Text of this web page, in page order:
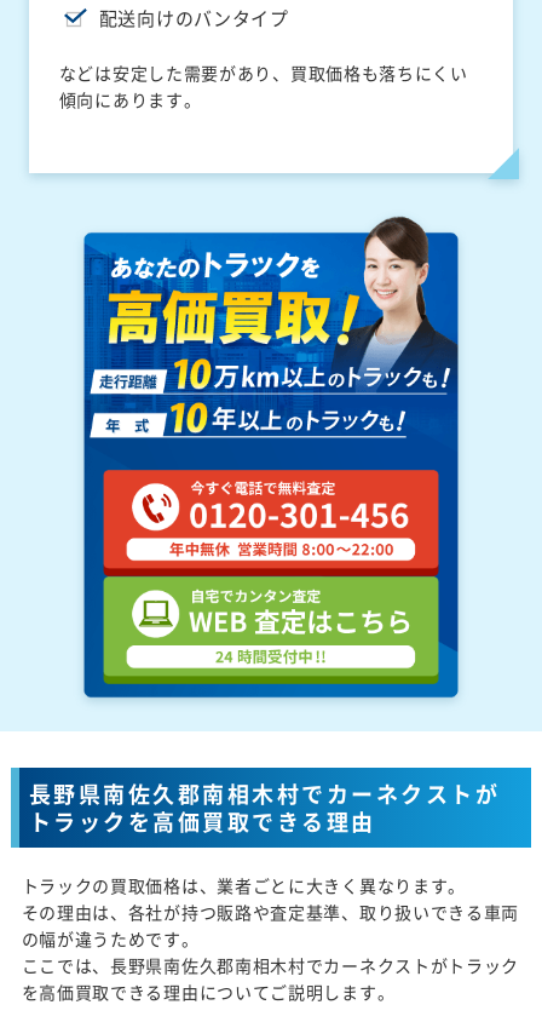
配送向けのバンタイプ
などは安定した需要があり、買取価格も落ちにくい
傾向にあります。
長野県南佐久郡南相木村でカーネクストが
トラックを高価買取できる理由
トラックの買取価格は、業者ごとに大きく異なります。
その理由は、各社が持つ販路や査定基準、取り扱いできる車両
の幅が違うためです。
ここでは、長野県南佐久郡南相木村でカーネクストがトラック
を高価買取できる理由についてご説明します。